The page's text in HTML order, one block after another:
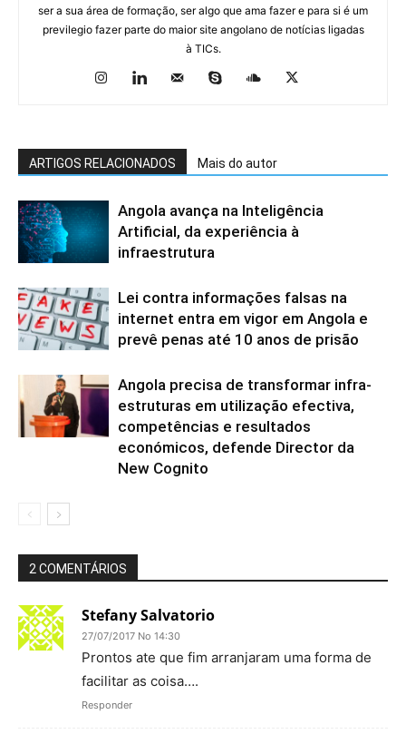
ser a sua área de formação, ser algo que ama fazer e para si é um
previlegio fazer parte do maior site angolano de notícias ligadas
à TICs.
ARTIGOS RELACIONADOS Mais do autor
Angola avança na Inteligência
Artificial, da experiência à
infraestrutura
Lei contra informações falsas na
internet entra em vigor em Angola e
prevê penas até 10 anos de prisão
Angola precisa de transformar infra-
estruturas em utilização efectiva,
competências e resultados
económicos, defende Director da
New Cognito
2 COMENTÁRIOS
Stefany Salvatorio
27/07/2017 No 14:30
Prontos ate que fim arranjaram uma forma de
facilitar as coisa….
Responder